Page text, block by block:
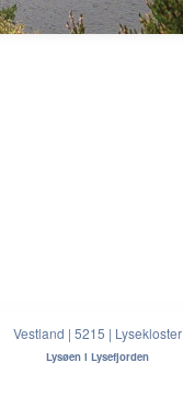
Vestland | 5215 | Lysekloster
Lysøen i Lysefjorden